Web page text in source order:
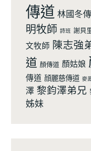
傳道 林國冬
明牧師 詩班 謝貝
文牧師 陳志強
道 顏傳道 顏姑娘
傳道 顔麗慈傳道 麥
澤 黎鈞澤弟兄
姊妹